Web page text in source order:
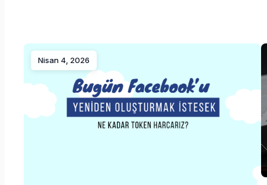
Nisan 4, 2026